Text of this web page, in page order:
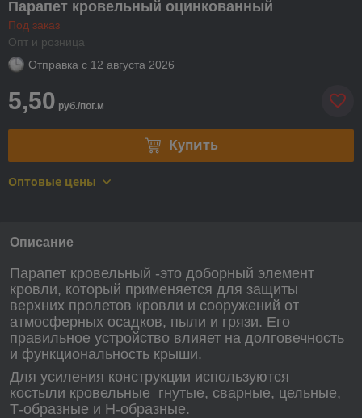
Парапет кровельный оцинкованный
Под заказ
Опт и розница
Отправка с 12 августа 2026
5,50 руб./пог.м
Купить
Оптовые цены
Описание
Парапет кровельный -это доборный элемент
кровли, который применяется для защиты
верхних пролетов кровли и сооружений от
атмосферных осадков, пыли и грязи. Его
правильное устройство влияет на долговечность
и функциональность крыши.
Для усиления конструкции используются
костыли кровельные гнутые, сварные, цельные,
Т-образные и Н-образные.